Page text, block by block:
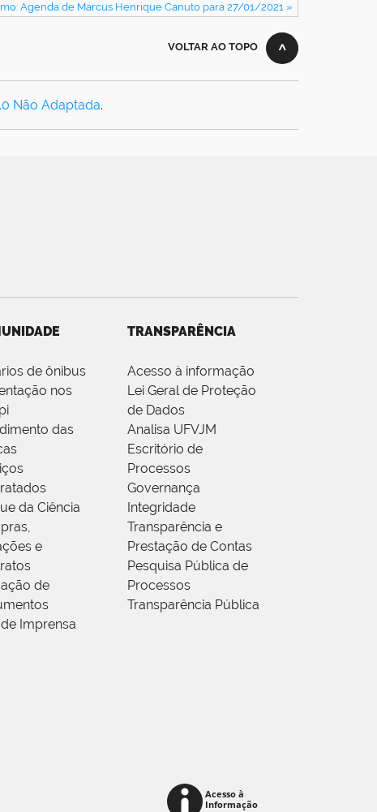
Agenda de Marcus Henrique Canuto para 27/01/2021 »
VOLTAR AO TOPO
Não Adaptada.
de ônibus
nos
das
da Ciência
e
de
Imprensa
TRANSPARÊNCIA
Acesso à informação
Lei Geral de Proteção
de Dados
Analisa UFVJM
Escritório de
Processos
Governança
Integridade
Transparência e
Prestação de Contas
Pesquisa Pública de
Processos
Transparência Pública